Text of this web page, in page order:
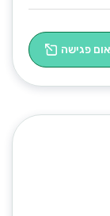
פגישה